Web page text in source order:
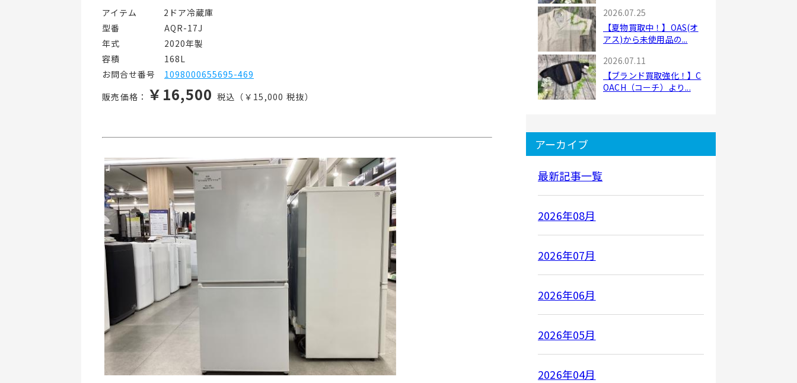
アイテム   2ドア冷蔵庫
型番     AQR-17J
年式     2020年製
容積     168L
お問合せ番号 1098000655695-469
販売価格： ￥16,500 税込（￥15,000 税抜）
2026.07.25
【夏物買取中！】OAS(オ
アス)から未使用品の...
2026.07.11
【ブランド買取強化！】C
OACH（コーチ）より...
アーカイブ
最新記事一覧
2026年08月
2026年07月
2026年06月
2026年05月
2026年04月